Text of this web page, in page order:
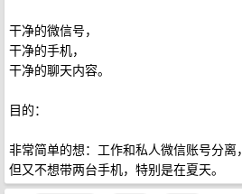
干净的微信号，
干净的手机，
干净的聊天内容。
目的：
非常简单的想：工作和私人微信账号分离，
但又不想带两台手机，特别是在夏天。